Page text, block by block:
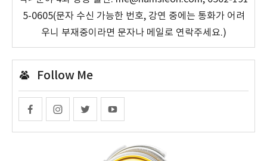
5-0605(문자 수신 가능한 번호, 강연 중에는 통화가 어려
우니 부재중이라면 문자나 메일로 연락주세요.)
Follow Me